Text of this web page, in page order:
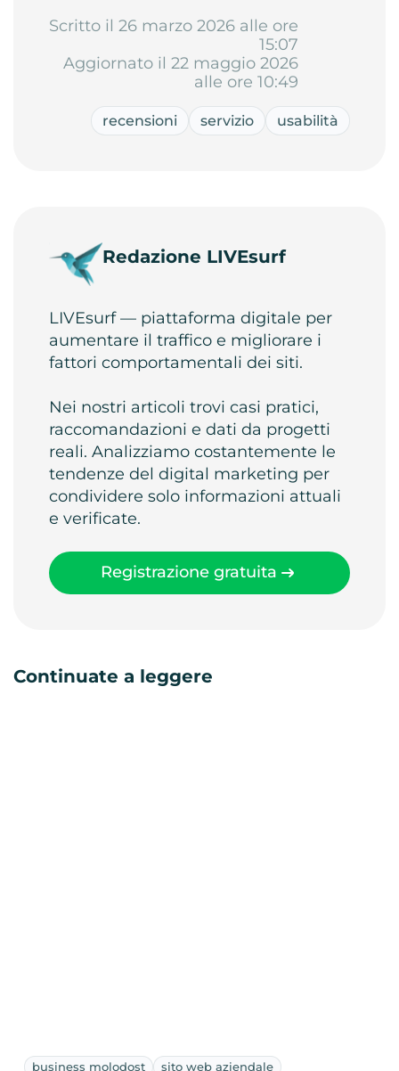
Scritto il 26 marzo 2026 alle ore
15:07
Aggiornato il 22 maggio 2026
alle ore 10:49
recensioni servizio usabilità
Redazione LIVEsurf
LIVEsurf — piattaforma digitale per
aumentare il traffico e migliorare i
fattori comportamentali dei siti.
Nei nostri articoli trovi casi pratici,
raccomandazioni e dati da progetti
reali. Analizziamo costantemente le
tendenze del digital marketing per
condividere solo informazioni attuali
e verificate.
Registrazione gratuita
Continuate a leggere
business molodost sito web aziendale